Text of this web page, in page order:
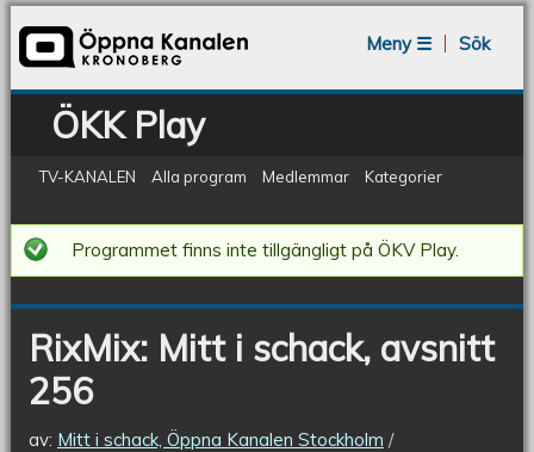
Meny ☰
Sök
ÖKK Play
TV-KANALEN Alla program Medlemmar Kategorier
RixMix:
Mitt
i
schack,
avsnitt
256
Programmet finns inte tillgängligt på ÖKV Play.
RixMix: Mitt i schack, avsnitt
256
av: Mitt i schack, Öppna Kanalen Stockholm